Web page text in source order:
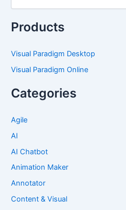
Products
Visual Paradigm Desktop
Visual Paradigm Online
Categories
Agile
AI
AI Chatbot
Animation Maker
Annotator
Content & Visual